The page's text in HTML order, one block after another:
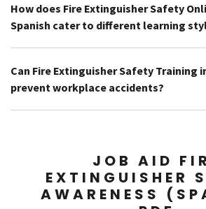
How does Fire Extinguisher Safety
Spanish cater to different learning
Can Fire Extinguisher Safety Training
prevent workplace accidents?
JOB AID
EXTINGUISHER
AWARENESS